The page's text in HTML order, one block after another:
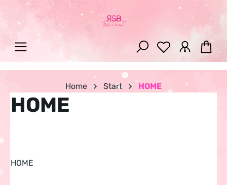
Zum Hauptinhalt springen
Home Start HOME
HOME
HOME